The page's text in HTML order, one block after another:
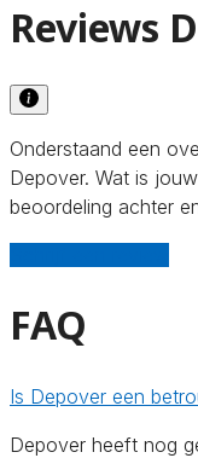
Reviews
Onderstaand een
Depover. Wat is
beoordeling achter
FAQ
Is Depover een
Depover heeft nog